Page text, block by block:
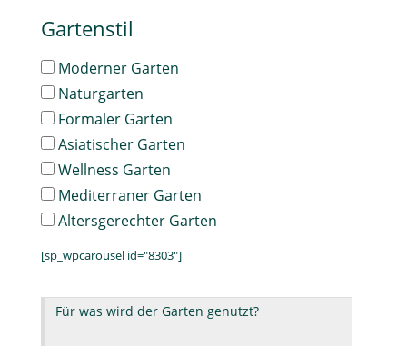
Gartenstil
Gartenstil
Moderner Garten
Naturgarten
Formaler Garten
Asiatischer Garten
Wellness Garten
Medi­terraner Garten
Alters­gerechter Garten
[sp_wpcarousel id="8303"]
Für